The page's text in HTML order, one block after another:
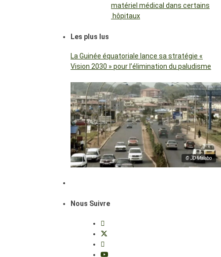
matériel médical dans certains
hôpitaux
Les plus lus
La Guinée équatoriale lance sa stratégie «
Vision 2030 » pour l’élimination du paludisme
© JD Malabo
Nous Suivre